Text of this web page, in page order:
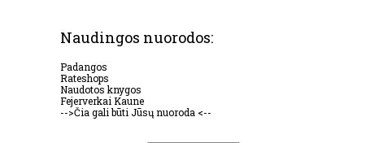
Naudingos nuorodos:
Padangos
Rateshops
Naudotos knygos
Fejerverkai Kaune
-->Čia gali būti Jūsų nuoroda <--